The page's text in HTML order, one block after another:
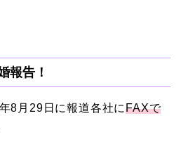
報告！
8月29日に報道各社にFAXで